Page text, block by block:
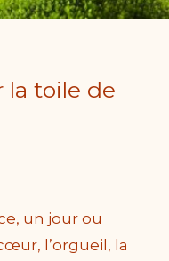
la toile de
un jour ou
l’orgueil, la